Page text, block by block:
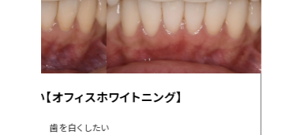
歯を綺麗にしたい【オフィスホワイトニング】
主訴